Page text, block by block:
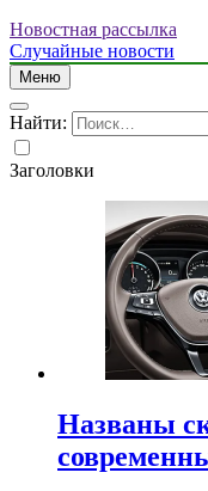
Новостная рассылка
Случайные новости
Меню
Найти:
Заголовки
Названы